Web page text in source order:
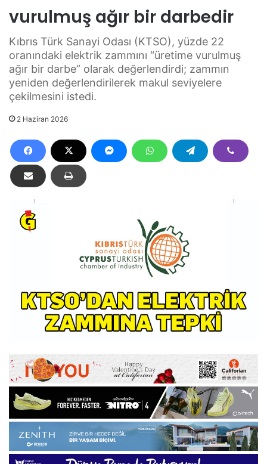
vurulmuş ağır bir darbedir
Kıbrıs Türk Sanayi Odası (KTSO), yüzde 22
oranındaki elektrik zammını “üretime vurulmuş
ağır bir darbe” olarak değerlendirdi; zammın
yeniden değerlendirilerek makul seviyelere
çekilmesini istedi.
2 Haziran 2026